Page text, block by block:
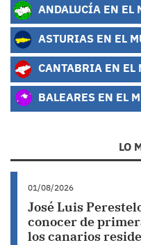
ANDALUCÍA EN EL
ASTURIAS EN EL
CANTABRIA EN EL
BALEARES EN EL
LO
01/08/2026
José Luis
conocer de
los canarios